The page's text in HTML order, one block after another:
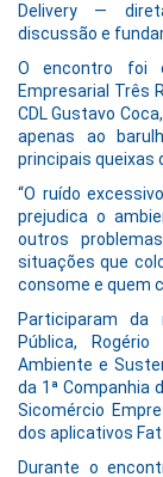
Delivery —
discussão e
O encontro foi
Empresarial Três
CDL Gustavo
apenas ao
principais queixas
“O ruído
prejudica o
outros
situações que
consome e quem
Participaram da
Pública,
Ambiente e
da 1ª Companhia
Sicomércio
dos aplicativos Fat
Durante o